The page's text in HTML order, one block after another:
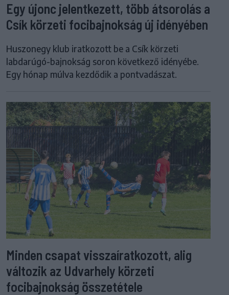
Egy újonc jelentkezett, több átsorolás a
Csík körzeti focibajnokság új idényében
Huszonegy klub iratkozott be a Csík körzeti
labdarúgó-bajnokság soron következő idényébe.
Egy hónap múlva kezdődik a pontvadászat.
Minden csapat visszaíratkozott, alig
változik az Udvarhely körzeti
focibajnokság összetétele